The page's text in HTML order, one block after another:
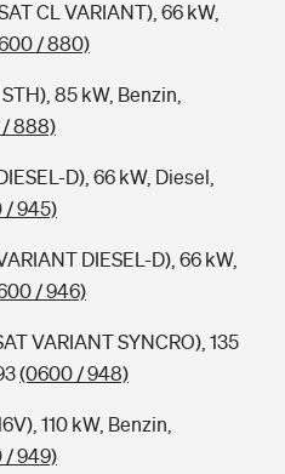
CL VARIANT), 66 kW,
/ 880)
85 kW, Benzin,
888)
D), 66 kW, Diesel,
/ 945)
DIESEL-D), 66 kW,
/ 946)
VARIANT SYNCRO), 135
(0600 / 948)
110 kW, Benzin,
/ 949)